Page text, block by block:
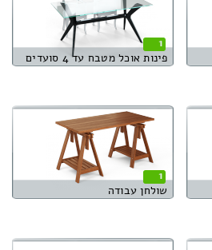
1
פינות אוכל מטבח עד 4 סועדים
1
שולחן עבודה